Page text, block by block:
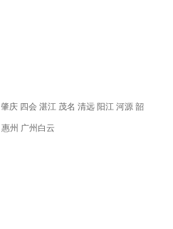
肇庆 四会 湛江 茂名 清远 阳江 河源 韶
惠州 广州白云